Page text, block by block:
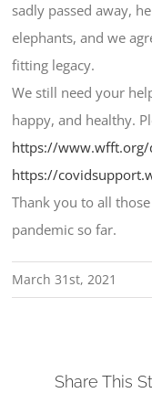
sadly passed away,
elephants, and we
fitting legacy.
We still need your
happy, and healthy.
https://
https://
Thank you to all
pandemic so far.
March 31st, 2021
Share This